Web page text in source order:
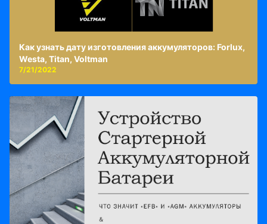
Как узнать дату изготовления аккумуляторов: Forlux,
Westa, Titan, Voltman
7/21/2022